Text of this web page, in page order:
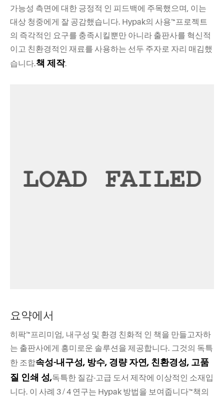
가능성 측면에 대한 긍정적 인 피드백에 주목했으며, 이는
대상 청중에게 잘 공감했습니다. Hypak의 사용™프로젝트
의 즉각적인 요구를 충족시킬뿐만 아니라 출판사를 혁신적
이고 친환경적인 재료를 사용하는 선두 주자로 자리 매김했
습니다.책 제작.
요약에서
히팍™프리미엄, 내구성 및 환경 친화적 인 책을 만들고자하
는 출판사에게 흥미로운 솔루션을 제공합니다. 그것의 독특
한 조합속성-내구성, 방수, 경량 자연, 친환경성, 고품
질 인쇄 성,독특한 질감-고급 도서 제작에 이상적인 소재입
니다. 이 사례 3 / 4 연구는 Hypak 방법을 보여줍니다™책의